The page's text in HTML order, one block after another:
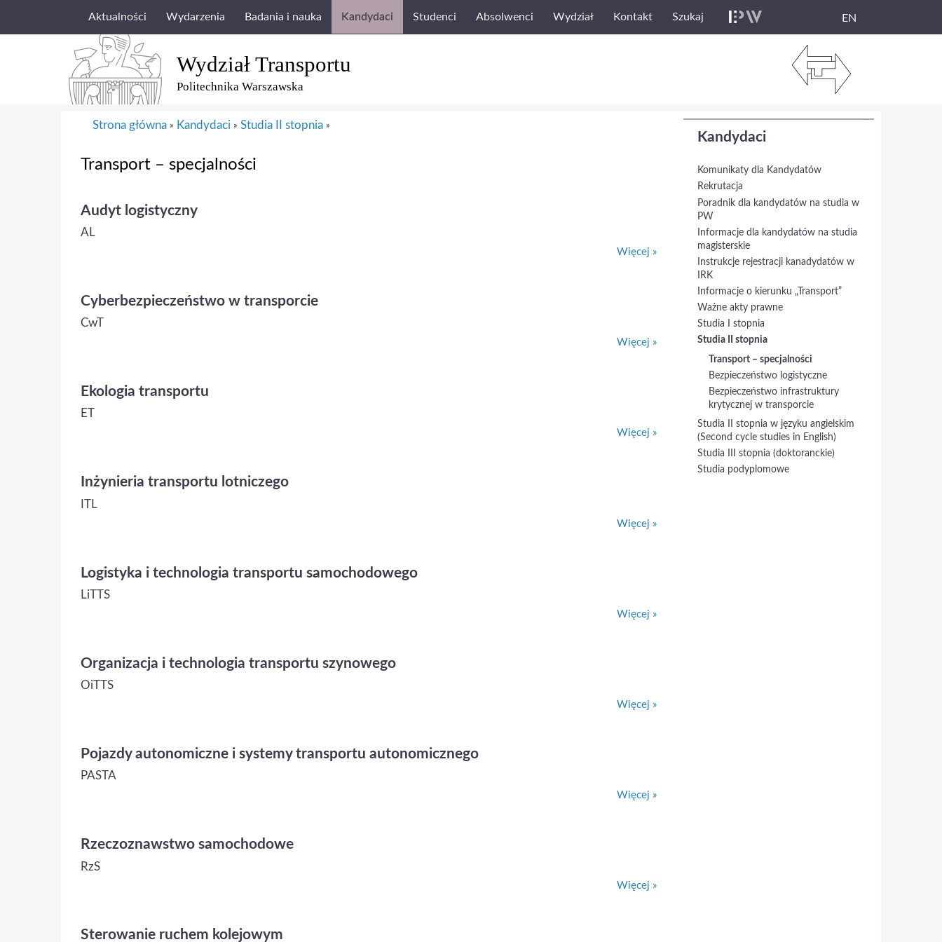
Aktualności Wydarzenia Badania i nauka Kandydaci Studenci Absolwenci Wydział Kontakt Szukaj EN
Wydział Transportu
Politechnika Warszawska
Kandydaci
Komunikaty dla Kandydatów
Rekrutacja
Poradnik dla kandydatów na studia w
PW
Informacje dla kandydatów na studia
magisterskie
Instrukcje rejestracji kanadydatów w
IRK
Informacje o kierunku „Transport”
Ważne akty prawne
Studia I stopnia
Studia II stopnia
Transport – specjalności
Bezpieczeństwo logistyczne
Bezpieczeństwo infrastruktury
krytycznej w transporcie
Studia II stopnia w języku angielskim
(Second cycle studies in English)
Studia III stopnia (doktoranckie)
Studia podyplomowe
Strona główna » Kandydaci » Studia II stopnia »
Transport – specjalności
Audyt logistyczny
AL
Więcej »
Cyberbezpieczeństwo w transporcie
CwT
Więcej »
Ekologia transportu
ET
Więcej »
Inżynieria transportu lotniczego
ITL
Więcej »
Logistyka i technologia transportu samochodowego
LiTTS
Więcej »
Organizacja i technologia transportu szynowego
OiTTS
Więcej »
Pojazdy autonomiczne i systemy transportu autonomicznego
PASTA
Więcej »
Rzeczoznawstwo samochodowe
RzS
Więcej »
Sterowanie ruchem kolejowym